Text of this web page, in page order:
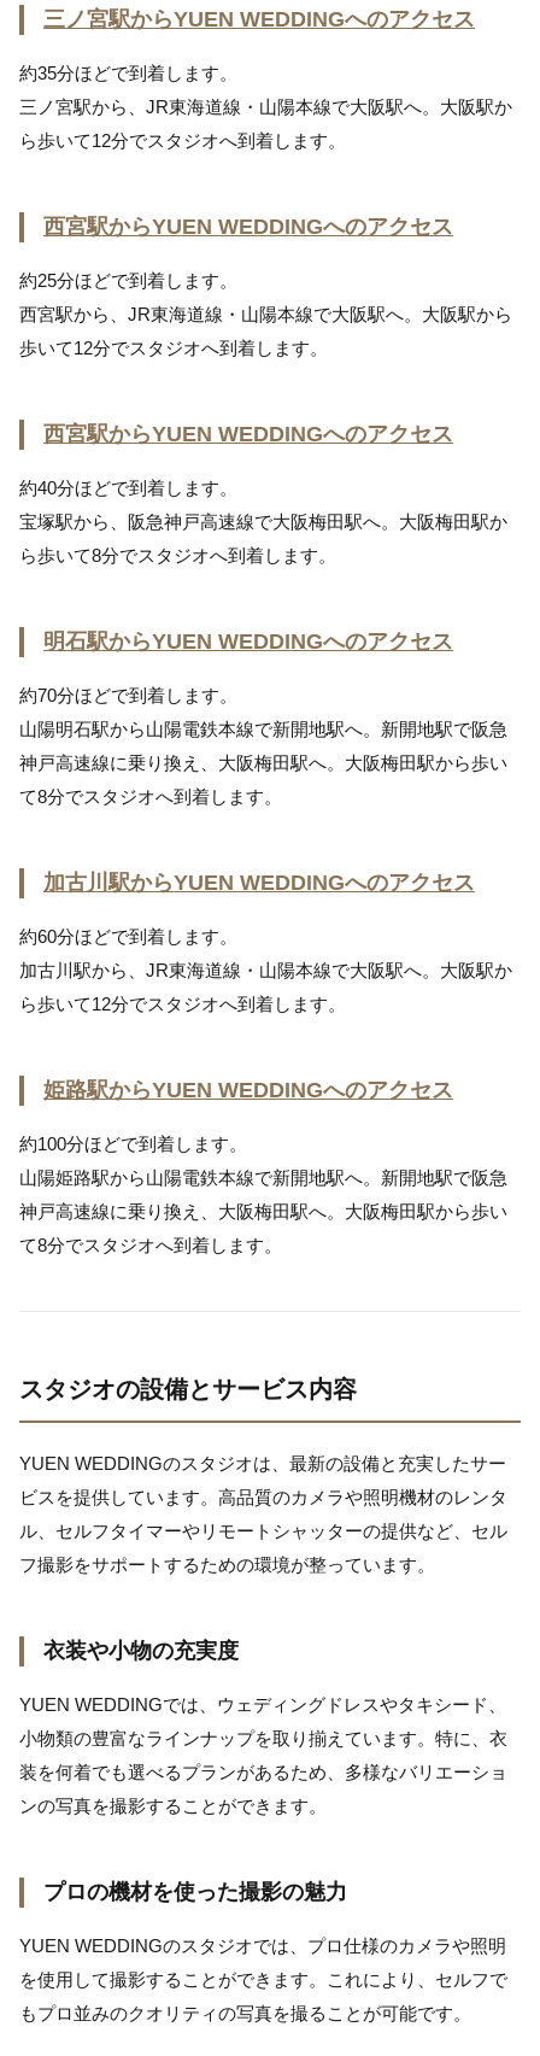
三ノ宮駅からYUEN WEDDINGへのアクセス
約35分ほどで到着します。
三ノ宮駅から、JR東海道線・山陽本線で大阪駅へ。大阪駅か
ら歩いて12分でスタジオへ到着します。
西宮駅からYUEN WEDDINGへのアクセス
約25分ほどで到着します。
西宮駅から、JR東海道線・山陽本線で大阪駅へ。大阪駅から
歩いて12分でスタジオへ到着します。
西宮駅からYUEN WEDDINGへのアクセス
約40分ほどで到着します。
宝塚駅から、阪急神戸高速線で大阪梅田駅へ。大阪梅田駅か
ら歩いて8分でスタジオへ到着します。
明石駅からYUEN WEDDINGへのアクセス
約70分ほどで到着します。
山陽明石駅から山陽電鉄本線で新開地駅へ。新開地駅で阪急
神戸高速線に乗り換え、大阪梅田駅へ。大阪梅田駅から歩い
て8分でスタジオへ到着します。
加古川駅からYUEN WEDDINGへのアクセス
約60分ほどで到着します。
加古川駅から、JR東海道線・山陽本線で大阪駅へ。大阪駅か
ら歩いて12分でスタジオへ到着します。
姫路駅からYUEN WEDDINGへのアクセス
約100分ほどで到着します。
山陽姫路駅から山陽電鉄本線で新開地駅へ。新開地駅で阪急
神戸高速線に乗り換え、大阪梅田駅へ。大阪梅田駅から歩い
て8分でスタジオへ到着します。
スタジオの設備とサービス内容
YUEN WEDDINGのスタジオは、最新の設備と充実したサー
ビスを提供しています。高品質のカメラや照明機材のレンタ
ル、セルフタイマーやリモートシャッターの提供など、セル
フ撮影をサポートするための環境が整っています。
衣装や小物の充実度
YUEN WEDDINGでは、ウェディングドレスやタキシード、
小物類の豊富なラインナップを取り揃えています。特に、衣
装を何着でも選べるプランがあるため、多様なバリエーショ
ンの写真を撮影することができます。
プロの機材を使った撮影の魅力
YUEN WEDDINGのスタジオでは、プロ仕様のカメラや照明
を使用して撮影することができます。これにより、セルフで
もプロ並みのクオリティの写真を撮ることが可能です。